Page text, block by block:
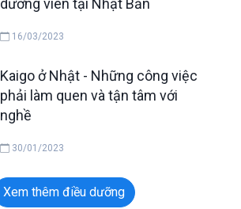
dưỡng viên tại Nhật Bản
16/03/2023
Kaigo ở Nhật - Những công việc
phải làm quen và tận tâm với
nghề
30/01/2023
Xem thêm điều dưỡng